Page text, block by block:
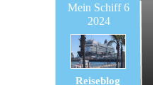
Mein Schiff 6
2024
Reiseblog